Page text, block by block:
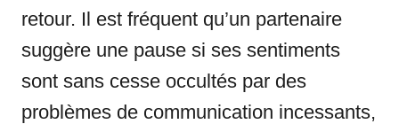
retour. Il est fréquent qu’un partenaire
suggère une pause si ses sentiments
sont sans cesse occultés par des
problèmes de communication incessants,